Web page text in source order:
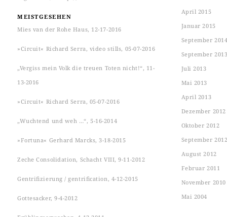
MEISTGESEHEN
Mies van der Rohe Haus, 12-17-2016
»Circuit« Richard Serra, video stills, 05-07-2016
„Vergiss mein Volk die treuen Toten nicht!“, 11-
13-2016
»Circuit« Richard Serra, 05-07-2016
„Wuchtend und weh …“, 5-16-2014
»Fortuna« Gerhard Marcks, 3-18-2015
Zeche Consolidation, Schacht VIII, 9-11-2012
Gentrifizierung / gentrification, 4-12-2015
Gottesacker, 9-4-2012
April 2015
Januar 2015
September
September
Juli 2013
Mai 2013
April 2013
Dezember 2012
Oktober 2012
September
August 2012
Februar 2011
November 2010
Mai 2004